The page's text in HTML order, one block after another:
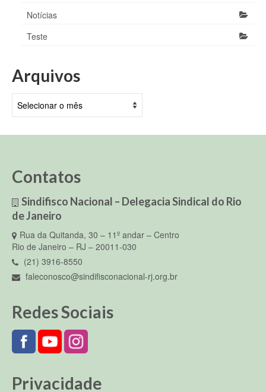
Notícias
Teste
Arquivos
Contatos
Sindifisco Nacional – Delegacia Sindical do Rio
de Janeiro
Rua da Quitanda, 30 – 11º andar – Centro
Rio de Janeiro – RJ – 20011-030
(21) 3916-8550
faleconosco@sindifisconacional-rj.org.br
Redes Sociais
Privacidade